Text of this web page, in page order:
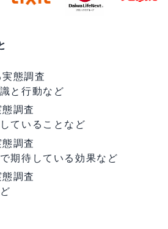
態調査
と行動など
調査
ていることなど
調査
期待している効果など
調査